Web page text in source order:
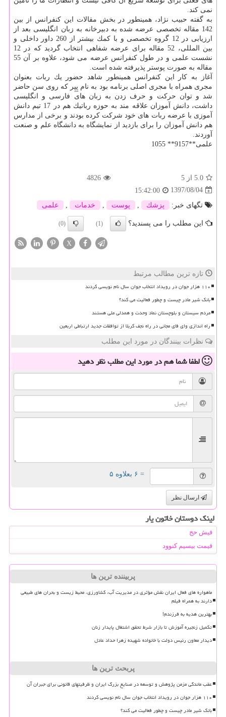
نمی كند.
به گفته حبیب نژاد، همینطور در بخش مقالات این كنفرانس از بین
142 مقاله تخصصی عرضه شده به دبیرخانه به زبان انگلیسی بعد از
ارزیابی در 12 گروه تخصصی و با كمك بیشتر از 260 داور داخلی و
بین المللی، 52 مقاله برای عرضه شفاهی انتخاب گردید كه در 12
نشست علمی و در طول كنفرانس عرضه می شود، علاوه بر آن 55
مقاله به صورت پوستر پذیرفته شده است.
آغاز به كار این كنفرانس همینطور شاهد حضور یك ربات بعنوان
مجری همراه با مجری اصلی برنامه بود به نام پِپِر كه روی سن حاضر
شد و توان حركت و حرف زدن به زبان های فارسی و انگلیسی
داشت، دانش آموزان علاقه مند به حوزه رباتیك هم در 17 تیم دانش
آموزی با عرضه ربات های خود شركت كرده بودند و برخی از مدارس
هم دانش آموزان را برای بازدید از نمایشگاه به دانشگاه علم و صنعت
آوردند.
علمی**9157** 1055
5.0 از 5
4826
1397/08/04
15:42:00
تگهای خبر:
پزشك پوست خدمات علمی
این مطلب را می پسندید؟ (1)
(0)
X
تازه ترین مطالب مرتبط
۱۱۰ هزار جوان در رویداد انتخاب جوان سال نام نویسی کردند
بانک شیر مادر چیست و چطور فعالیت می کند؟
مردم سیستان و بلوچستان نماد وحدت و همدلی ملی هستند
راه اندازی وای فای مجانی در راه نجف کربلا از توافقات جدید ارتباطی اربعین
نظرات بینندگان در مورد این مطلب
لطفا شما همدر مورد این مطلبنظر دهید
= ۶ بعلاوه ۵
ارسال نظر
لینک دوستان خاتون یار
فیش حج
قیمت بیسیم کنوود
پربیننده ترین ها
ماهواره های فعال ایران نقش مؤثری در مدیریت آب، کشاورزی، محیط زیست و بحران های طبیعی
دارند به همراه فیلم
بهترین هدیه به فرزندم!
تکمیل زنجیره آموزش تا بازار شرط تحقق اشتغال پایدار زنان
دیدار معاون رئیس دولت با خانواده شهیده زهرا حداد عادل
پربحث ترین ها
عقب ماندگی مزمن پژوهش و توسعه در صنایع بزرگ ایران و ظرفیتهای قانونی برای جبران آن
۱۱۰ هزار جوان در رویداد انتخاب جوان سال نام نویسی کردند
بانک شیر مادر چیست و چطور فعالیت می کند؟